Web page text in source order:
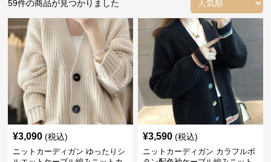
59件の商品が見つかりました
¥3,090 (税込)
ニットカーディガン ゆったりシ
¥3,590 (税込)
ニットカーディガン カラフルボ